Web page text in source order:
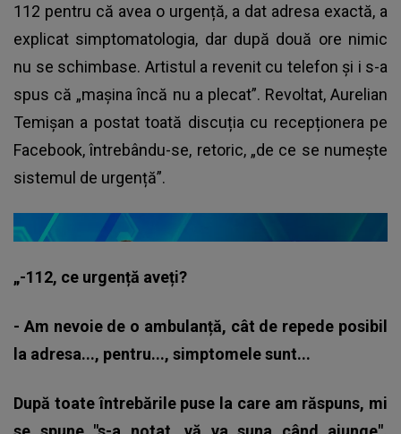
112 pentru că avea o urgență, a dat adresa exactă, a
explicat simptomatologia, dar după două ore nimic
nu se schimbase. Artistul a revenit cu telefon și i s-a
spus că „mașina încă nu a plecat”. Revoltat, Aurelian
Temișan a postat toată discuția cu recepționera pe
Facebook, întrebându-se, retoric, „de ce se numește
sistemul de urgență”.
„-112, ce urgență aveți?
- Am nevoie de o ambulanță, cât de repede posibil
la adresa..., pentru..., simptomele sunt...
După toate întrebările puse la care am răspuns, mi